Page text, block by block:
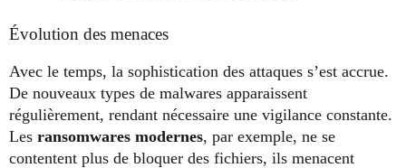
Évolution des menaces
Avec le temps, la sophistication des attaques s’est accrue.
De nouveaux types de malwares apparaissent
régulièrement, rendant nécessaire une vigilance constante.
Les ransomwares modernes, par exemple, ne se
contentent plus de bloquer des fichiers, ils menacent